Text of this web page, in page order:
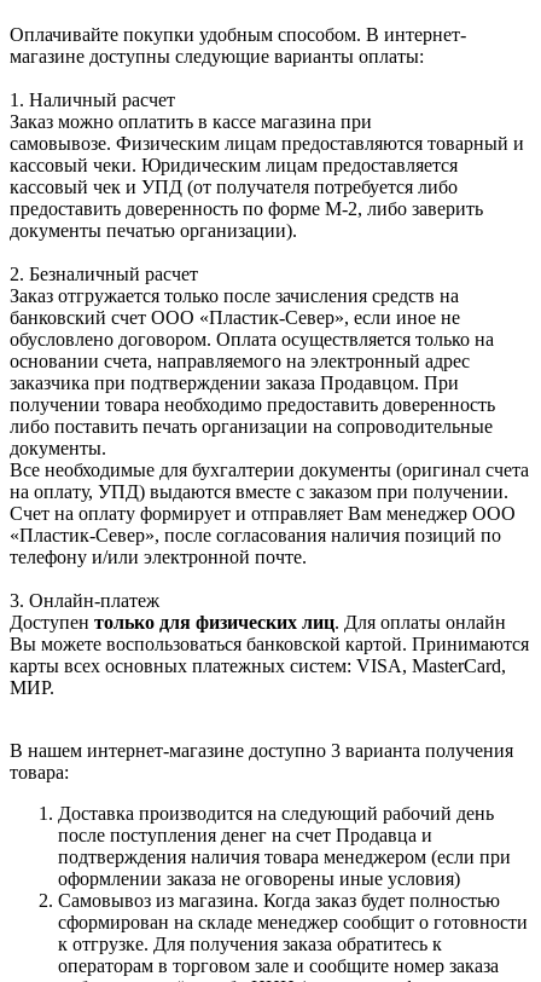
Оплачивайте покупки удобным способом. В интернет-
магазине доступны следующие варианты оплаты:
1. Наличный расчет
Заказ можно оплатить в кассе магазина при
самовывозе. Физическим лицам предоставляются товарный и
кассовый чеки. Юридическим лицам предоставляется
кассовый чек и УПД (от получателя потребуется либо
предоставить доверенность по форме М-2, либо заверить
документы печатью организации).
2. Безналичный расчет
Заказ отгружается только после зачисления средств на
банковский счет ООО «Пластик-Север», если иное не
обусловлено договором. Оплата осуществляется только на
основании счета, направляемого на электронный адрес
заказчика при подтверждении заказа Продавцом. При
получении товара необходимо предоставить доверенность
либо поставить печать организации на сопроводительные
документы.
Все необходимые для бухгалтерии документы (оригинал счета
на оплату, УПД) выдаются вместе с заказом при получении.
Счет на оплату формирует и отправляет Вам менеджер ООО
«Пластик-Север», после согласования наличия позиций по
телефону и/или электронной почте.
3. Онлайн-платеж
Доступен только для физических лиц. Для оплаты онлайн
Вы можете воспользоваться банковской картой. Принимаются
карты всех основных платежных систем: VISA, MasterCard,
МИР.
В нашем интернет-магазине доступно 3 варианта получения
товара:
Доставка производится на следующий рабочий день
после поступления денег на счет Продавца и
подтверждения наличия товара менеджером (если при
оформлении заказа не оговорены иные условия)
Самовывоз из магазина. Когда заказ будет полностью
сформирован на складе менеджер сообщит о готовности
к отгрузке. Для получения заказа обратитесь к
операторам в торговом зале и сообщите номер заказа